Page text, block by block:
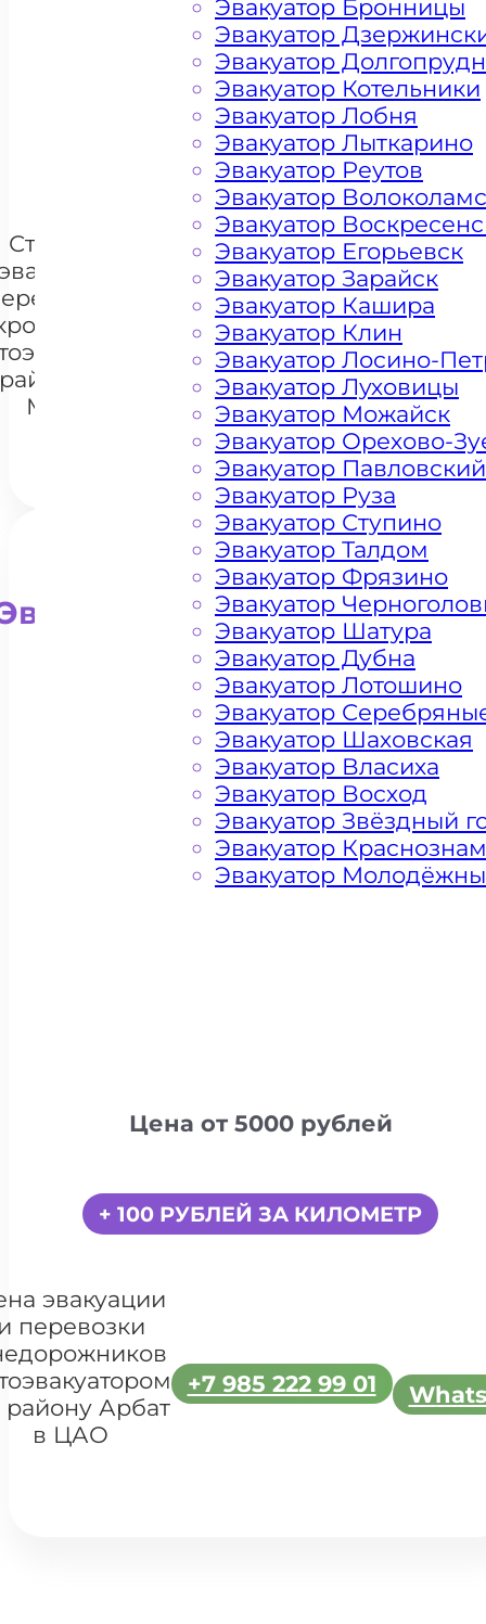
Цена от 4500 рублей
+ 100 РУБЛЕЙ ЗА КИЛОМЕТР
Стоимость
и
Арбат
Москва
+7 985 222 99 01
для
Цена от 5000 рублей
+ 100 РУБЛЕЙ ЗА КИЛОМЕТР
эвакуации
перевозки
району Арбат
в ЦАО
+7 985 222 99 01
Эвакуатор Бронницы
Эвакуатор
Эвакуатор
Эвакуатор Котельники
Эвакуатор Лобня
Эвакуатор Лыткарино
Эвакуатор Реутов
Эвакуатор
Эвакуатор
Эвакуатор Егорьевск
Эвакуатор Зарайск
Эвакуатор Кашира
Эвакуатор Клин
Эвакуатор Лосино-
Эвакуатор Луховицы
Эвакуатор Можайск
Эвакуатор Орехово-
Эвакуатор
Эвакуатор Руза
Эвакуатор Ступино
Эвакуатор Талдом
Эвакуатор Фрязино
Эвакуатор
Эвакуатор Шатура
Эвакуатор Дубна
Эвакуатор Лотошино
Эвакуатор
Эвакуатор Шаховская
Эвакуатор Власиха
Эвакуатор Восход
Эвакуатор Звёздный
Эвакуатор
Эвакуатор